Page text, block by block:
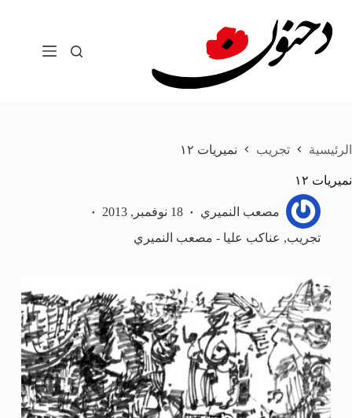
المحتوى
الرئيسية تجريب نميريات ١٢
نميريات ١٢
مصعب النميري
18 نوفمبر, 2013
تجريب, عناكب عليا - مصعب النميري